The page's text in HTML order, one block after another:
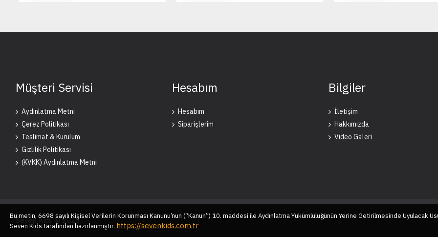
Müşteri Servisi
Aydınlatma Metni
Çerez Politikası
Teslimat & Kurulum
Gizlilik Politikası
(KVKK) Aydınlatma Metni
Hesabım
Hesabım
Siparişlerim
Bilgiler
İletişim
Hakkımızda
Video Galeri
Seven Kids © 2025
Bu metin, 6698 sayılı Kişisel Verilerin Korunması Kanunu’nun (“Kanun”) 10. maddesi ile Aydınlatma Yükümlülüğünün Yerine Getirilmesinde Uyulacak
Seven Kids tarafından hazırlanmıştır. https://sevenkids.com.tr